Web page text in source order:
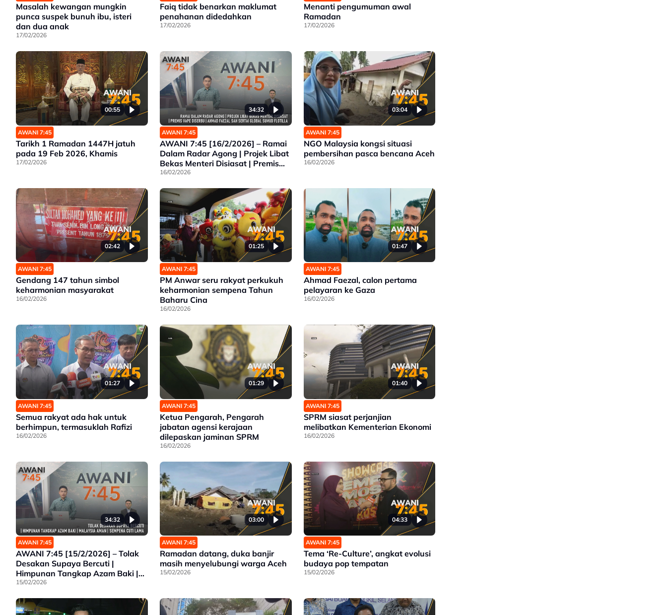
Masalah kewangan mungkin
punca suspek bunuh ibu, isteri
dan dua anak
17/02/2026
Faiq tidak benarkan maklumat
penahanan didedahkan
17/02/2026
Menanti pengumuman awal
Ramadan
17/02/2026
00:55
AWANI 7:45
Tarikh 1 Ramadan 1447H jatuh
pada 19 Feb 2026, Khamis
17/02/2026
34:32
AWANI 7:45
AWANI 7:45 [16/2/2026] – Ramai
Dalam Radar Agong | Projek Libat
Bekas Menteri Disiasat | Premis
Vape Diserbu | Ahmad Faezal Sah
16/02/2026
03:04
AWANI 7:45
NGO Malaysia kongsi situasi
pembersihan pasca bencana Aceh
16/02/2026
02:42
AWANI 7:45
Gendang 147 tahun simbol
keharmonian masyarakat
16/02/2026
01:25
AWANI 7:45
PM Anwar seru rakyat perkukuh
keharmonian sempena Tahun
Baharu Cina
16/02/2026
01:47
AWANI 7:45
Ahmad Faezal, calon pertama
pelayaran ke Gaza
16/02/2026
01:27
AWANI 7:45
Semua rakyat ada hak untuk
berhimpun, termasuklah Rafizi
16/02/2026
01:29
AWANI 7:45
Ketua Pengarah, Pengarah
jabatan agensi kerajaan
dilepaskan jaminan SPRM
16/02/2026
01:40
AWANI 7:45
SPRM siasat perjanjian
melibatkan Kementerian Ekonomi
16/02/2026
34:32
AWANI 7:45
AWANI 7:45 [15/2/2026] – Tolak
Desakan Supaya Bercuti |
Himpunan Tangkap Azam Baki |
Malaysia Aman | Sempena Cuti
15/02/2026
03:00
AWANI 7:45
Ramadan datang, duka banjir
masih menyelubungi warga Aceh
15/02/2026
04:33
AWANI 7:45
Tema ‘Re-Culture’, angkat evolusi
budaya pop tempatan
15/02/2026